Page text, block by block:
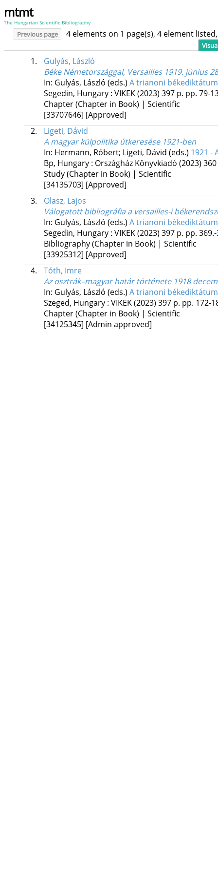
mtmt
The Hungarian Scientific Bibliography
Previous page 4 elements on 1 page(s), 4 element
1.
Gulyás, László
Béke Németországgal, Versailles 1919. június
In: Gulyás, László (eds.) A trianoni
Segedin, Hungary : VIKEK(2023) 397 p. pp. 79-
Chapter (Chapter in Book) | Scientific
[33707646] [Approved]
2.
Ligeti, Dávid
A magyar külpolitika útkeresése 1921-ben
In: Hermann, Róbert; Ligeti, Dávid (eds.) 1921 -
Bp, Hungary : Országház Könyvkiadó (2023)
Study (Chapter in Book) | Scientific
[34135703] [Approved]
3.
Olasz, Lajos
Válogatott bibliográfia a versailles-i
In: Gulyás, László (eds.) A trianoni
Segedin, Hungary : VIKEK(2023) 397 p. pp.
Bibliography (Chapter in Book) | Scientific
[33925312] [Approved]
4.
Tóth, Imre
Az osztrák–magyar határ története 1918
In: Gulyás, László (eds.) A trianoni
Szeged, Hungary : VIKEK(2023) 397 p. pp. 172-
Chapter (Chapter in Book) | Scientific
[34125345] [Admin approved]